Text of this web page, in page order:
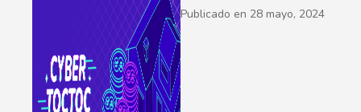
Publicado en 28 mayo, 2024